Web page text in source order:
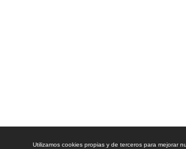
Utilizamos cookies propias y de terceros para mejorar